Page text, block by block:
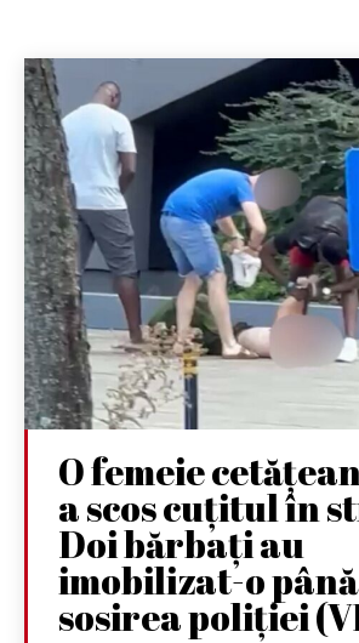
O femeie
a scos cuțitul în
Doi bărbați au
imobilizat-o
sosirea poliției